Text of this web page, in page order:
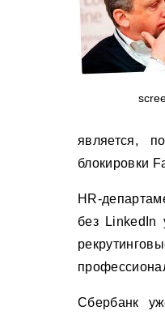
является,
блокировки
HR-
без LinkedIn
Сбербанк